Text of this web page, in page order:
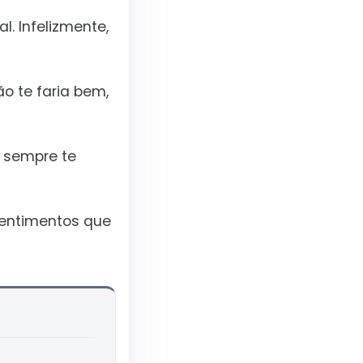
Infelizmente,
te faria bem,
te
que